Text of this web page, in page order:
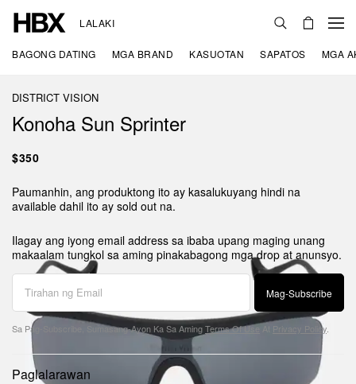
LALAKI
BAGONG DATING MGA BRAND KASUOTAN SAPATOS MGA
DISTRICT VISION
Konoha Sun Sprinter
$350
Paumanhin, ang produktong ito ay kasalukuyang hindi na
available dahil ito ay sold out na.
Ilagay ang iyong email address sa ibaba upang maging unang
makaalam tungkol sa aming pinakabagong mga drop at anunsyo.
Mag-Subscribe
Sa Pag-Subscribe, Sumasang-Ayon Ka Sa AmingTerms Of Use At Privacy Policy
Paglalarawan